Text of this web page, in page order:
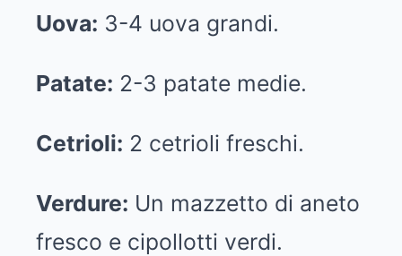
Uova: 3-4 uova grandi.
Patate: 2-3 patate medie.
Cetrioli: 2 cetrioli freschi.
Verdure: Un mazzetto di aneto
fresco e cipollotti verdi.